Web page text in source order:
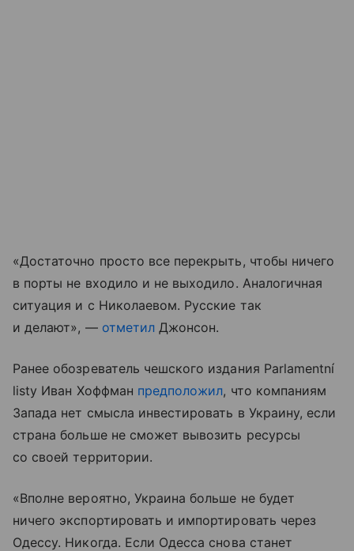
«Достаточно просто все перекрыть, чтобы ничего
в порты не входило и не выходило. Аналогичная
ситуация и с Николаевом. Русские так
и делают», — отметилДжонсон.
Ранее обозреватель чешского издания Parlamentní
listy Иван Хоффман предположил, что компаниям
Запада нет смысла инвестировать в Украину, если
страна больше не сможет вывозить ресурсы
со своей территории.
«Вполне вероятно, Украина больше не будет
ничего экспортировать и импортировать через
Одессу. Никогда. Если Одесса снова станет